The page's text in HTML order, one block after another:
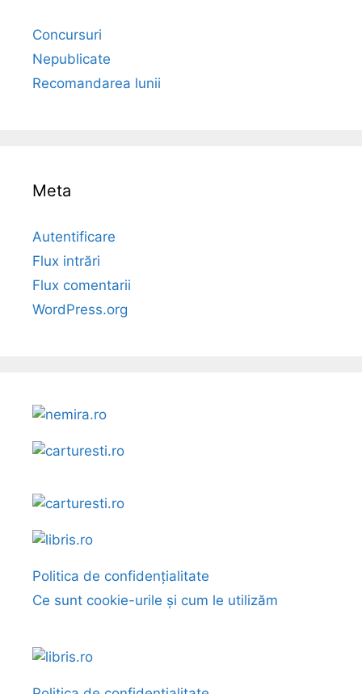
Concursuri
Nepublicate
Recomandarea lunii
Meta
Autentificare
Flux intrări
Flux comentarii
WordPress.org
Politica de confidențialitate
Ce sunt cookie-urile și cum le utilizăm